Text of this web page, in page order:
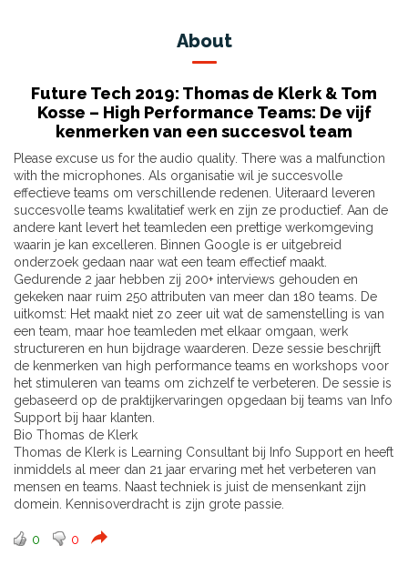
About
Future Tech 2019: Thomas de Klerk & Tom
Kosse – High Performance Teams: De vijf
kenmerken van een succesvol team
Please excuse us for the audio quality. There was a malfunction
with the microphones. Als organisatie wil je succesvolle
effectieve teams om verschillende redenen. Uiteraard leveren
succesvolle teams kwalitatief werk en zijn ze productief. Aan de
andere kant levert het teamleden een prettige werkomgeving
waarin je kan excelleren. Binnen Google is er uitgebreid
onderzoek gedaan naar wat een team effectief maakt.
Gedurende 2 jaar hebben zij 200+ interviews gehouden en
gekeken naar ruim 250 attributen van meer dan 180 teams. De
uitkomst: Het maakt niet zo zeer uit wat de samenstelling is van
een team, maar hoe teamleden met elkaar omgaan, werk
structureren en hun bijdrage waarderen. Deze sessie beschrijft
de kenmerken van high performance teams en workshops voor
het stimuleren van teams om zichzelf te verbeteren. De sessie is
gebaseerd op de praktijkervaringen opgedaan bij teams van Info
Support bij haar klanten.
Bio Thomas de Klerk
Thomas de Klerk is Learning Consultant bij Info Support en heeft
inmiddels al meer dan 21 jaar ervaring met het verbeteren van
mensen en teams. Naast techniek is juist de mensenkant zijn
domein. Kennisoverdracht is zijn grote passie.
0 0